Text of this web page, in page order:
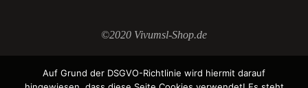
©2020 Vivumsl-Shop.de
Auf Grund der DSGVO-Richtlinie wird hiermit darauf